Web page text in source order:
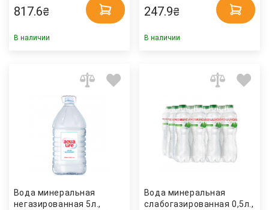
817.6₴
В наличии
247.9₴
В наличии
Вода минеральная
негазированная 5л.,
Вода минеральная
слабогазированная 0,5л.,